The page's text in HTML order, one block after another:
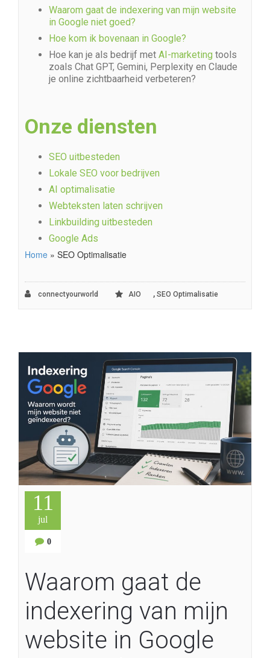
Waarom gaat de indexering van mijn website
in Google niet goed?
Hoe kom ik bovenaan in Google?
Hoe kan je als bedrijf met AI-marketing tools
zoals Chat GPT, Gemini, Perplexity en Claude
je online zichtbaarheid verbeteren?
Onze diensten
SEO uitbesteden
Lokale SEO voor bedrijven
AI optimalisatie
Webteksten laten schrijven
Linkbuilding uitbesteden
Google Ads
Home » SEO Optimalisatie
connectyourworld AIO , SEO Optimalisatie
11
jul
0
Waarom gaat de
indexering van mijn
website in Google